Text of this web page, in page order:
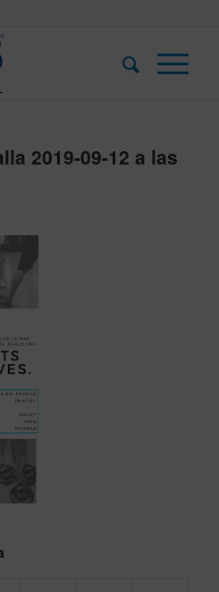
2019-09-12 a las